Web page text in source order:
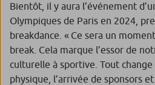
Bientôt, il y aura l’événement
Olympiques de Paris en 2024,
breakdance. « Ce sera un
break. Cela marque l’essor de
culturelle à sportive. Tout
physique, l’arrivée de sponsors